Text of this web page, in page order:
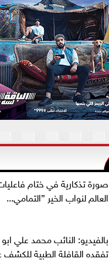
صورة تذكارية في ختام
العالم لنواب الخير ”التمامي...
بالفيديو: النائب محمد علي
تفقده القافلة الطبية